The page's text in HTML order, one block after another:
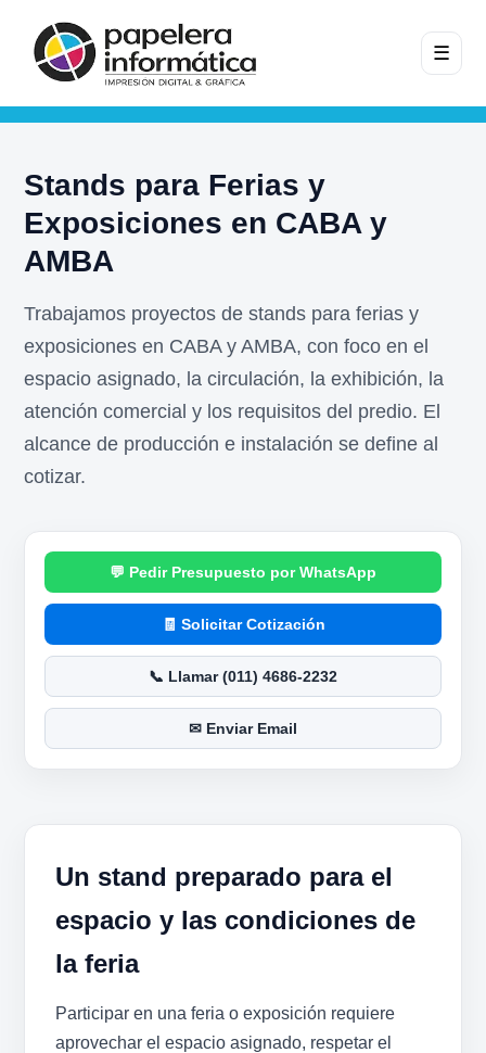
☰
Stands para Ferias y
Exposiciones en CABA y
AMBA
Trabajamos proyectos de stands para ferias y
exposiciones en CABA y AMBA, con foco en el
espacio asignado, la circulación, la exhibición, la
atención comercial y los requisitos del predio. El
alcance de producción e instalación se define al
cotizar.
Pedir Presupuesto por WhatsApp
Solicitar Cotización
Llamar (011) 4686-2232
Enviar Email
Un stand preparado para el
espacio y las condiciones de
la feria
Participar en una feria o exposición requiere
aprovechar el espacio asignado, respetar el